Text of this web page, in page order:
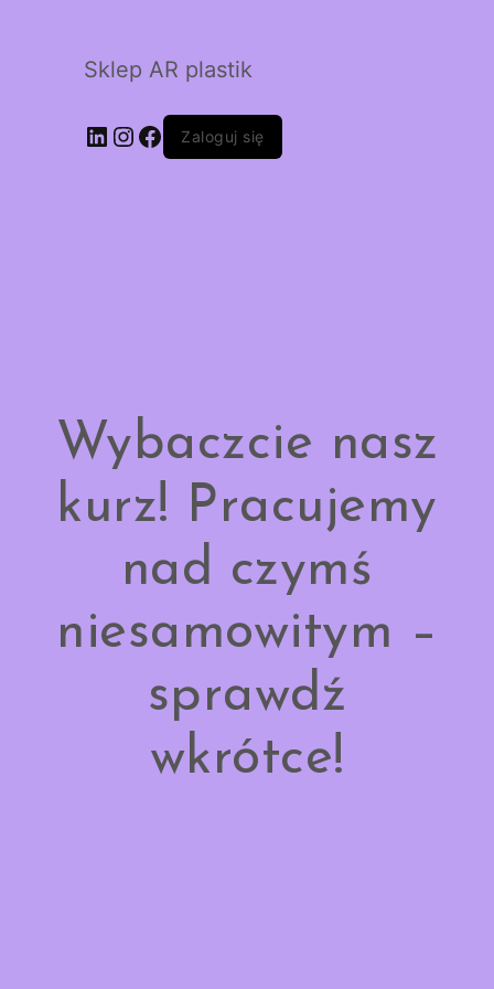
Sklep AR plastik
LinkedIn
Instagram
Facebook
Zaloguj się
Wybaczcie nasz
kurz! Pracujemy
nad czymś
niesamowitym –
sprawdź
wkrótce!